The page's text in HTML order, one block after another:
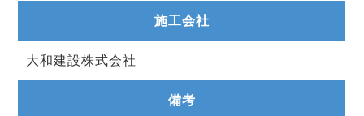
施工会社
大和建設株式会社
備考